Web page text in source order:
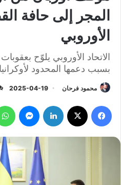
المجر إلى حافة
الأوروبي
الاتحاد الأوروبي يلوّح
بسبب دعمها المحدود لأوكرانيا
محمود فرحان 2025-04-19